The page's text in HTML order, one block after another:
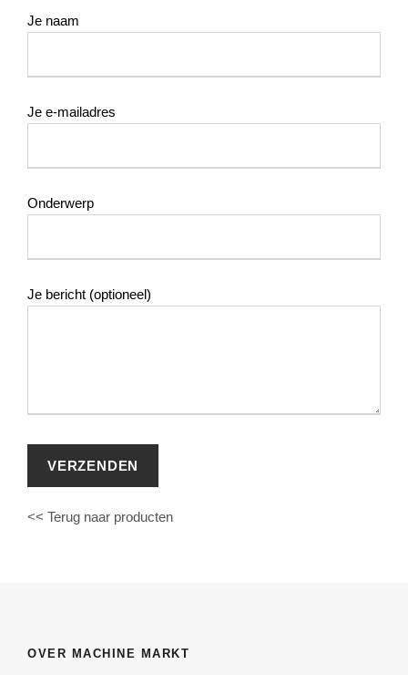
Je naam
Je e-mailadres
Onderwerp
Je bericht (optioneel)
<< Terug naar producten
OVER MACHINE MARKT